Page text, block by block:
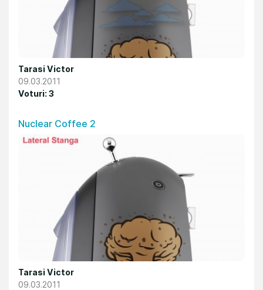
Tarasi Victor
09.03.2011
Voturi: 3
Nuclear Coffee 2
Tarasi Victor
09.03.2011